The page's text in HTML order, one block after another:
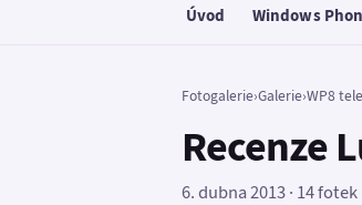
Úvod Windows
Fotogalerie›Galerie›WP8
Recenze
6. dubna 2013 · 14